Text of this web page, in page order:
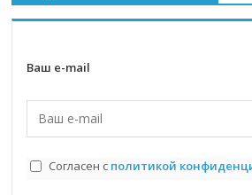
Ваш e-mail
Согласен с политикой